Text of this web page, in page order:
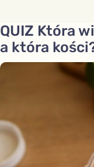
QUIZ Która
a która